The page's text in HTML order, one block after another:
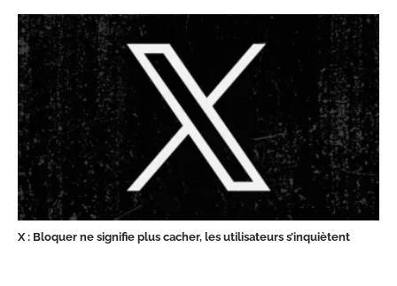
X : Bloquer ne signifie plus cacher, les utilisateurs s’inquiètent